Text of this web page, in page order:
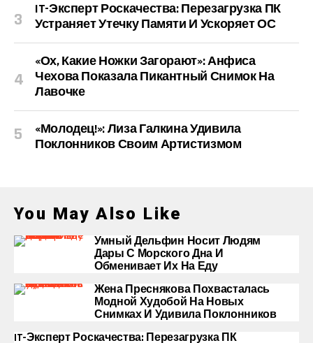
IT-Эксперт Роскачества: Перезагрузка ПК
Устраняет Утечку Памяти И Ускоряет ОС
«Ох, Какие Ножки Загорают»: Анфиса
Чехова Показала Пикантный Снимок На
Лавочке
«Молодец!»: Лиза Галкина Удивила
Поклонников Своим Артистизмом
You May Also Like
Умный Дельфин Носит Людям
Дары С Морского Дна И
Обменивает Их На Еду
Жена Преснякова Похвасталась
Модной Худобой На Новых
Снимках И Удивила Поклонников
IT-Эксперт Роскачества: Перезагрузка ПК